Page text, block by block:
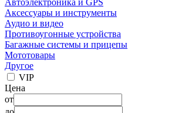
Аксессуары и инструменты
Аудио и видео
Противоугонные устройства
Багажные системы и прицепы
Мототовары
Другое
VIP
Цена
от